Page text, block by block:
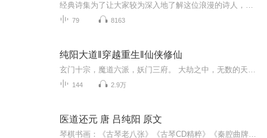
79 8163
纯阳大道‖穿越重生‖仙侠修仙
144 2.9万
医道还元 唐 吕纯阳 原文